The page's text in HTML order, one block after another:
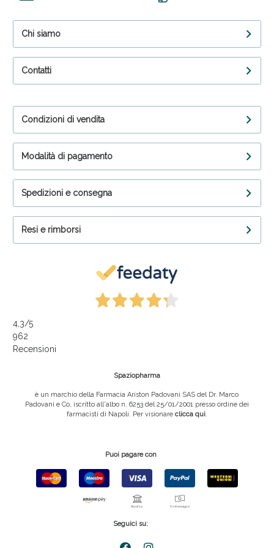
Chi siamo
Contatti
Condizioni di vendita
Modalità di pagamento
Spedizioni e consegna
Resi e rimborsi
4,3/5
962
Recensioni
Spaziopharma
è un marchio della Farmacia Ariston Padovani SAS del Dr. Marco
Padovani e Co, iscritto all'albo n. 6253 del 25/01/2001 presso ordine dei
farmacisti di Napoli. Per visionare clicca qui.
Puoi pagare con
Seguici su: